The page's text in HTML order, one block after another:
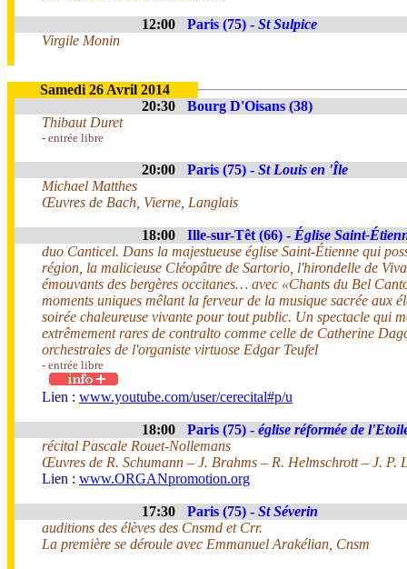
12:00 Paris (75) - St Sulpice
Virgile Monin
Samedi 26 Avril 2014
20:30
Bourg D'Oisans (38)
Thibaut Duret
- entrée libre
20:00 Paris (75) - St Louis en 'Île
Michael Matthes
Œuvres de Bach, Vierne, Langlais
18:00 Ille-sur-Têt (66) - Église Saint-
duo Canticel. Dans la majestueuse église Saint-Étienne qui
région, la malicieuse Cléopâtre de Sartorio, l'hirondelle de
émouvants des bergères occitanes… avec «Chants du Bel
moments uniques mêlant la ferveur de la musique sacrée aux
soirée chaleureuse vivante pour tout public. Un spectacle qui
extrêmement rares de contralto comme celle de Catherine
orchestrales de l'organiste virtuose Edgar Teufel
- entrée libre
Lien : www.youtube.com/user/cerecital#p/u
18:00 Paris (75) - église réformée de
récital Pascale Rouet-Nollemans
Œuvres de R. Schumann – J. Brahms – R. Helmschrott – J. P.
Lien : www.ORGANpromotion.org
17:30 Paris (75) - St Séverin
auditions des élèves des Cnsmd et Crr.
La première se déroule avec Emmanuel Arakélian, Cnsm